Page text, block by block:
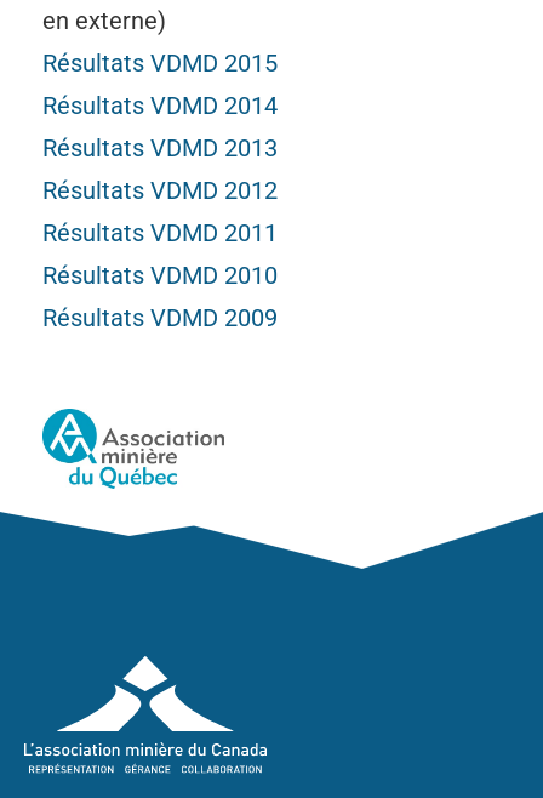
en externe)
Résultats VDMD 2015
Résultats VDMD 2014
Résultats VDMD 2013
Résultats VDMD 2012
Résultats VDMD 2011
Résultats VDMD 2010
Résultats VDMD 2009